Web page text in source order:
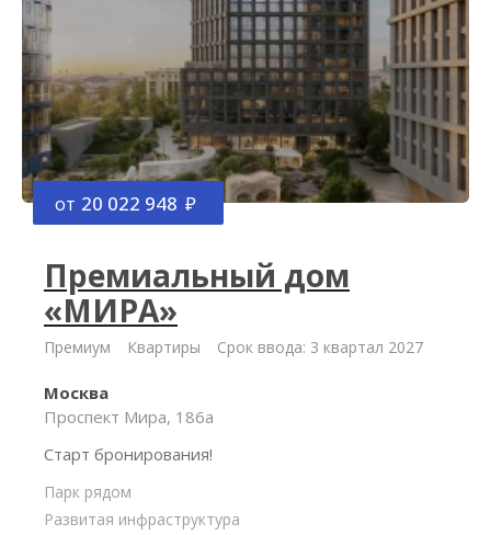
от 20 022 948
Премиальный дом
«МИРА»
Премиум Квартиры Срок ввода: 3 квартал 2027
Москва
Проспект Мира, 186а
Старт бронирования!
Парк рядом
Развитая инфраструктура